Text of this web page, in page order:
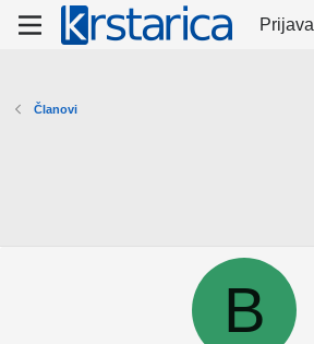
Prijava
Članovi
B